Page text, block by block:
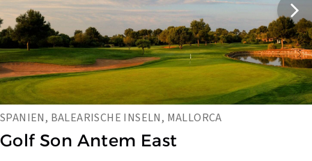
SPANIEN, BALEARISCHE INSELN, MALLORCA
Golf Son Antem East